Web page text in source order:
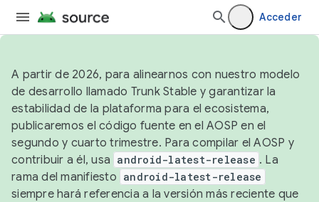
Acceder
A partir de 2026, para alinearnos con nuestro modelo
de desarrollo llamado Trunk Stable y garantizar la
estabilidad de la plataforma para el ecosistema,
publicaremos el código fuente en el AOSP en el
segundo y cuarto trimestre. Para compilar el AOSP y
contribuir a él, usa android-latest-release . La
rama del manifiesto android-latest-release
siempre hará referencia a la versión más reciente que